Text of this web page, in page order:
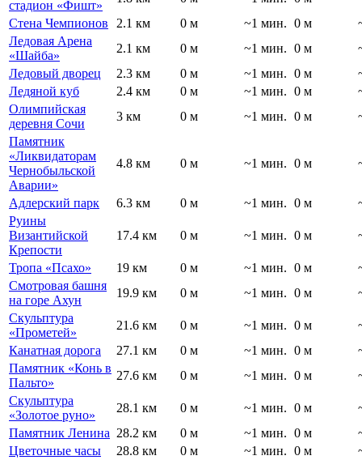
стадион «Фишт»
Стена Чемпионов
2.1 км 0 м ~1 мин. 0 м
Ледовая Арена
«Шайба»
2.1 км 0 м ~1 мин. 0 м
Ледовый дворец
2.3 км 0 м ~1 мин. 0 м
Ледяной куб
2.4 км 0 м ~1 мин. 0 м
Олимпийская
деревня Сочи
3 км 0 м ~1 мин. 0 м
Памятник
«Ликвидаторам
Чернобыльской
Аварии»
4.8 км 0 м ~1 мин. 0 м
Адлерский парк 6.3 км 0 м ~1 мин. 0 м
Руины
Византийской
Крепости
17.4 км 0 м ~1 мин. 0 м
Тропа «Псахо» 19 км 0 м ~1 мин. 0 м
Смотровая башня
на горе Ахун
19.9 км 0 м ~1 мин. 0 м
Скульптура
«Прометей»
21.6 км 0 м ~1 мин. 0 м
Канатная дорога
27.1 км 0 м ~1 мин. 0 м
Памятник «Конь в
Пальто»
27.6 км 0 м ~1 мин. 0 м
Скульптура
«Золотое руно»
28.1 км 0 м ~1 мин. 0 м
Памятник Ленина 28.2 км 0 м ~1 мин. 0 м
Цветочные часы
28.8 км 0 м ~1 мин. 0 м